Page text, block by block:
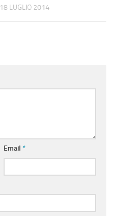
18 LUGLIO 2014
Email *